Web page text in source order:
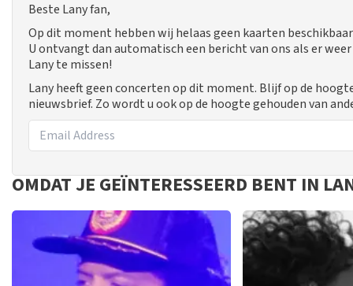
Beste Lany fan,
Op dit moment hebben wij helaas geen kaarten
U ontvangt dan automatisch een bericht van ons als er
Lany te missen!
Lany heeft geen concerten op dit moment. Blijf op de
nieuwsbrief. Zo wordt u ook op de hoogte gehouden van
OMDAT JE GEÏNTERESSEERD BENT IN